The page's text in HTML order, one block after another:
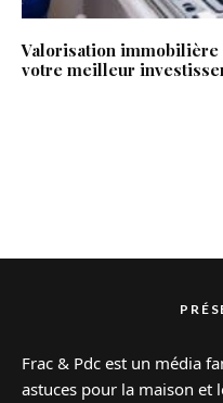
Valorisation immobilière
votre meilleur
Frac & Pdc est un média
astuces pour la maison et